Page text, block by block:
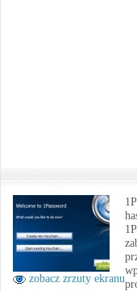
zobacz zrzuty ekranu